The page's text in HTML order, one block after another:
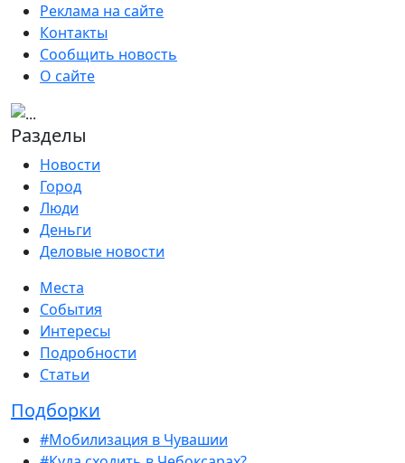
Реклама на сайте
Контакты
Сообщить новость
О сайте
Разделы
Новости
Город
Люди
Деньги
Деловые новости
Места
События
Интересы
Подробности
Статьи
Подборки
#Мобилизация в Чувашии